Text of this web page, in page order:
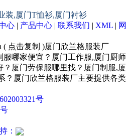
装,厦门T恤衫,厦门衬衫
心 | 产品中心 | 联系我们 | XML | 网
( 点击复制 )厦门欣兰格服装厂
服哪家便宜？厦门工作服,厦门厨师
？厦门劳保服哪里找？厦门制服,厦
？厦门欣兰格服装厂主要提供各类
号
：